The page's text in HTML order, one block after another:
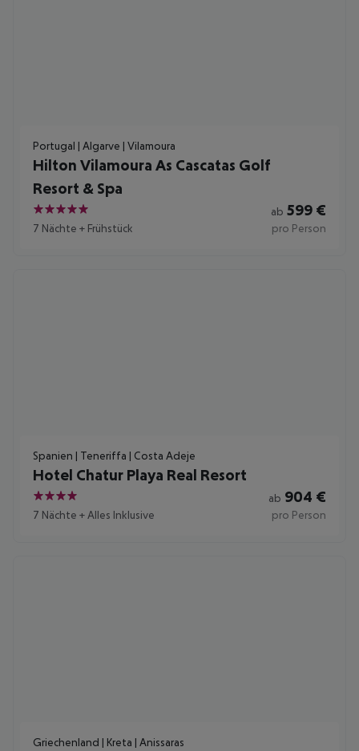
Portugal | Algarve | Vilamoura
Hilton Vilamoura As Cascatas Golf
Resort & Spa
5
7 Nächte + Frühstück
ab 599 €
pro Person
Spanien | Teneriffa | Costa Adeje
Hotel Chatur Playa Real Resort
4
7 Nächte + Alles Inklusive
ab 904 €
pro Person
Griechenland | Kreta | Anissaras